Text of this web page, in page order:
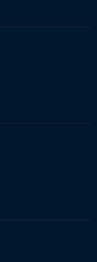
ο Καρβούνης του
ο ΠΑΣ Γιάννινα